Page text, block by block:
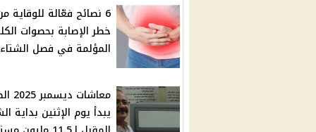
6 نصائح فعّالة للوقاية
خطر الإصابة بحصوات
المؤلمة في فصل الشتاء
يبدأ يوم الإثنين بداية